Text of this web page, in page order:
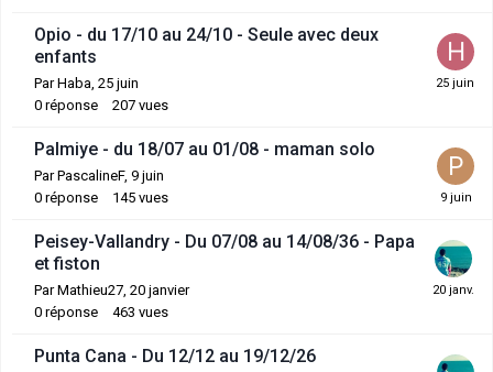
Opio - du 17/10 au 24/10 - Seule avec deux
enfants
ParHaba 25 juin
0 réponse 207 vues
Palmiye - du 18/07 au 01/08 - maman solo
ParPascalineF, 9 juin
0 réponse 145 vues
Peisey-Vallandry - Du 07/08 au 14/08/36 - Papa
et fiston
ParMathieu27 20 janvier
0 réponse 463 vues
Punta Cana - Du 12/12 au 19/12/26